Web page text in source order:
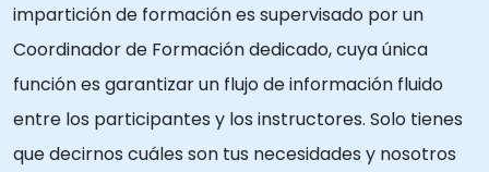
impartición de formación es supervisado por un
Coordinador de Formación dedicado, cuya única
función es garantizar un flujo de información fluido
entre los participantes y los instructores. Solo tienes
que decirnos cuáles son tus necesidades y nosotros